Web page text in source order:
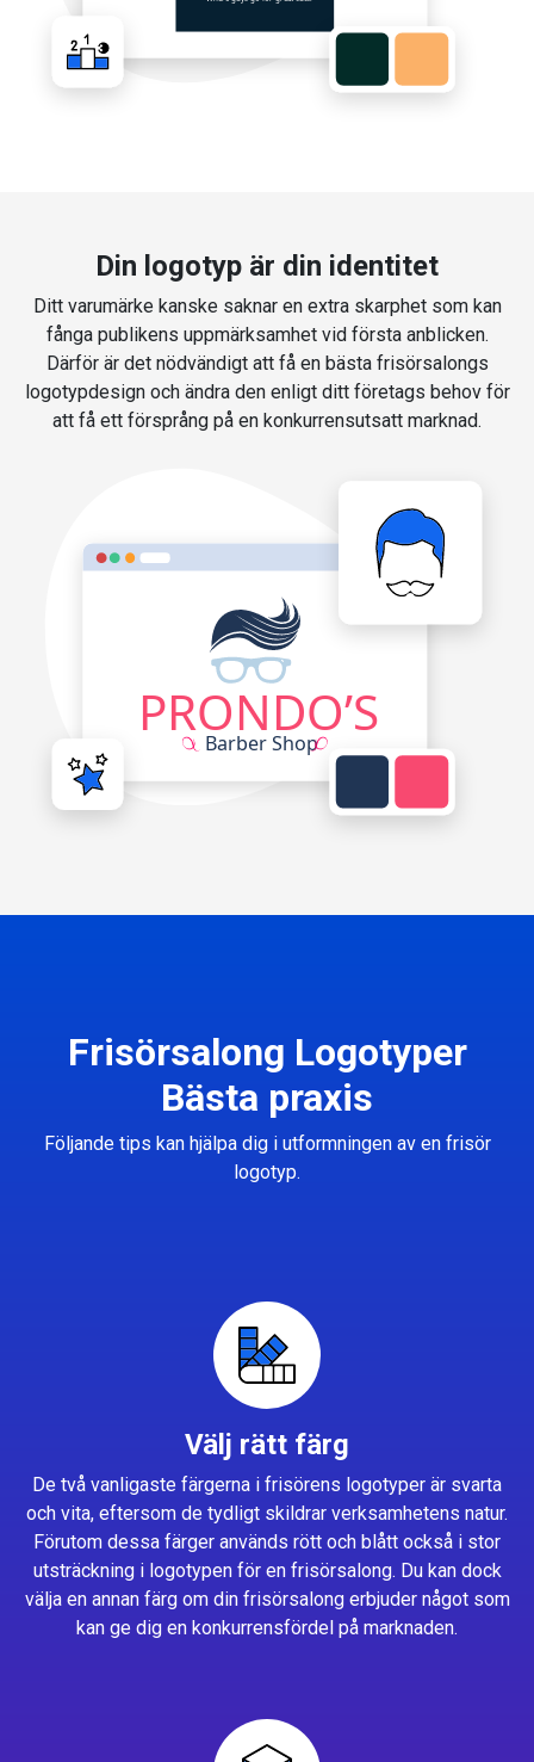
Din logotyp är din identitet
Ditt varumärke kanske saknar en extra skarphet som kan
fånga publikens uppmärksamhet vid första anblicken.
Därför är det nödvändigt att få en bästa frisörsalongs
logotypdesign och ändra den enligt ditt företags behov för
att få ett försprång på en konkurrensutsatt marknad.
Frisörsalong Logotyper
Bästa praxis
Följande tips kan hjälpa dig i utformningen av en frisör
logotyp.
Välj rätt färg
De två vanligaste färgerna i frisörens logotyper är svarta
och vita, eftersom de tydligt skildrar verksamhetens natur.
Förutom dessa färger används rött och blått också i stor
utsträckning i logotypen för en frisörsalong. Du kan dock
välja en annan färg om din frisörsalong erbjuder något som
kan ge dig en konkurrensfördel på marknaden.